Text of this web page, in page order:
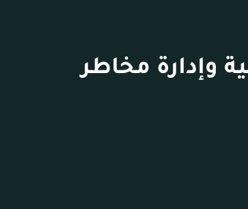
وإدارة مخاطر